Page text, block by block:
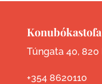
Konubókastofa
Túngata 40,
+354 8620110